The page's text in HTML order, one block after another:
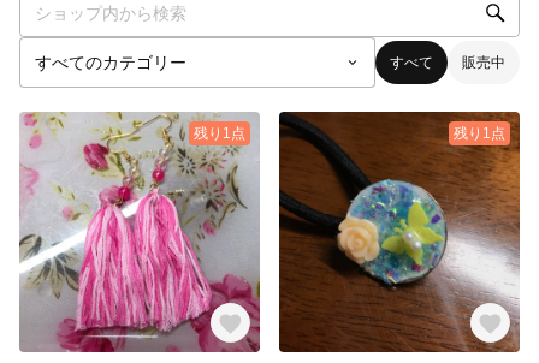
すべて 販売中
残り1点 残り1点